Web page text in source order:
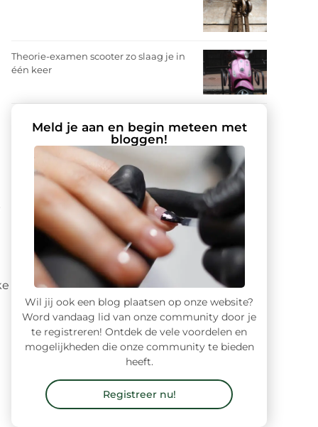
Theorie-examen scooter zo slaag je in
één keer
Meld je aan en begin meteen met
bloggen!
Wil jij ook een blog plaatsen op onze website?
Word vandaag lid van onze community door je
te registreren! Ontdek de vele voordelen en
mogelijkheden die onze community te bieden
heeft.
Registreer nu!